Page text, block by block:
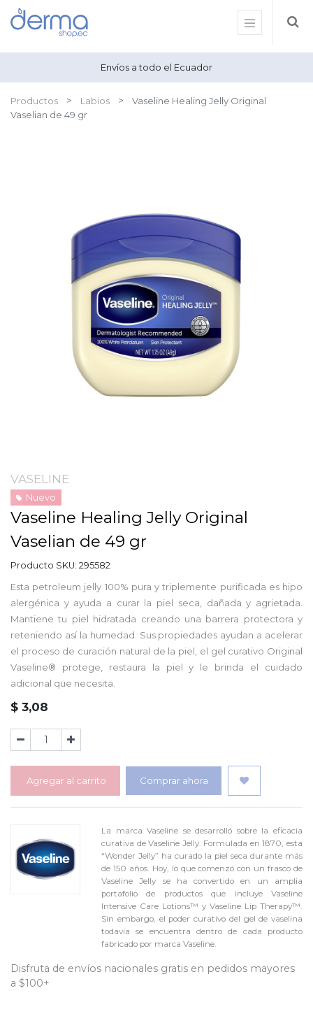
Envíos a todo el Ecuador
Productos Labios
Vaseline Healing Jelly Original
Vaselian de 49 gr
VASELINE
Nuevo
Vaseline Healing Jelly Original
Vaselian de 49 gr
Producto SKU: 295582
Esta petroleum jelly 100% pura y triplemente purificada es hipo
alergénica y ayuda a curar la piel seca, dañada y agrietada.
Mantiene tu piel hidratada creando una barrera protectora y
reteniendo así la humedad. Sus propiedades ayudan a acelerar
el proceso de curación natural de la piel, el gel curativo Original
Vaseline® protege, restaura la piel y le brinda el cuidado
adicional que necesita.
$ 3,08
Agregar al carrito Comprar ahora
La marca Vaseline se desarrolló sobre la eficacia
curativa de Vaseline Jelly. Formulada en 1870, esta
“Wonder Jelly” ha curado la piel seca durante más
de 150 años. Hoy, lo que comenzó con un frasco de
Vaseline Jelly se ha convertido en un amplia
portafolio de productos que incluye Vaseline
Intensive Care Lotions™ y Vaseline Lip Therapy™.
Sin embargo, el poder curativo del gel de vaselina
todavía se encuentra dentro de cada producto
fabricado por marca Vaseline.
Disfruta de envíos nacionales gratis en pedidos mayores
a $100+